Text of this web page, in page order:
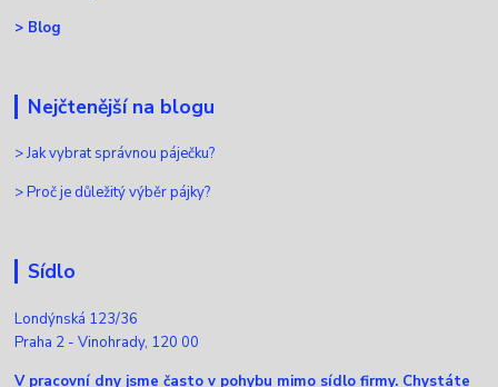
> Blog
Nejčtenější na blogu
>Jak vybrat správnou páječku?
>Proč je důležitý výběr pájky?
Sídlo
Londýnská 123/36
Praha 2 - Vinohrady, 120 00
V pracovní dny jsme často v pohybu mimo sídlo firmy. Chystáte